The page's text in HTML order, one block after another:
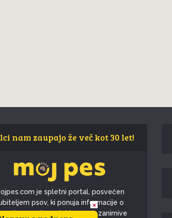
nam zaupajo že več kot 30 let!
je spletni portal, posvečen
psov, ki ponuja informacije o
nasvete o skrbi za pse, zanimive
×